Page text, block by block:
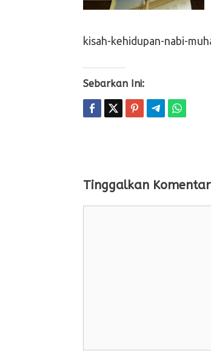
kisah-kehidupan-nabi-
Sebarkan Ini:
Tinggalkan Komentar